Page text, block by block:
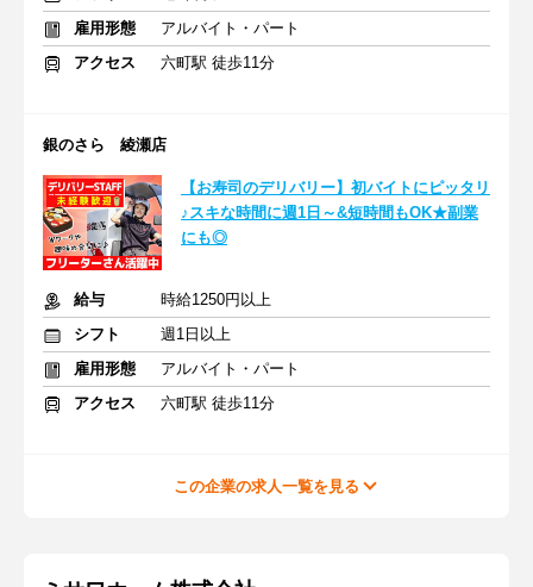
雇用形態
アルバイト・パート
アクセス
六町駅 徒歩11分
銀のさら 綾瀬店
【お寿司のデリバリー】初バイトにピッタリ
♪スキな時間に週1日～&短時間もOK★副業
にも◎
給与
時給1250円以上
シフト
週1日以上
雇用形態
アルバイト・パート
アクセス
六町駅 徒歩11分
この企業の求人一覧を見る